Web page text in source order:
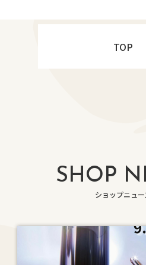
TOP
SHOP
ショップニュー